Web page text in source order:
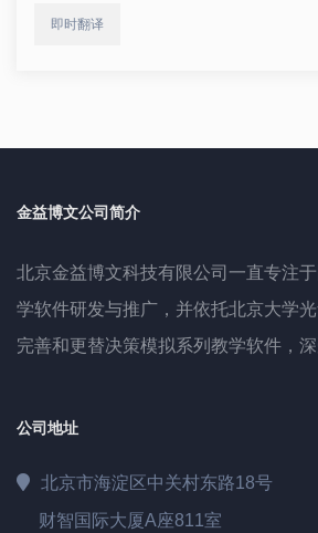
即时翻译
金益博文公司简介
北京金益博文科技有限公司一直专注
学软件研发与推广，并依托北京大学
完善和更替决策模拟系列教学软件，深
公司地址
北京市海淀区中关村东路18号
财智国际大厦A座811室